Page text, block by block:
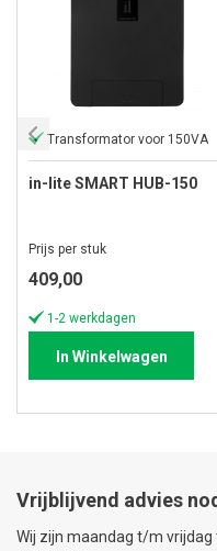
Transformator voor 150VA
in-lite SMART HUB-150
Prijs per stuk
409,00
1-2 werkdagen
In Winkelwagen
Vrijblijvend advies
Wij zijn maandag t/m